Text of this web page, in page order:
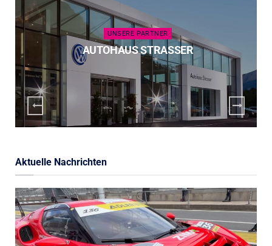
UNSERE PARTNER
AUTOHAUS STRASSER
Aktuelle Nachrichten